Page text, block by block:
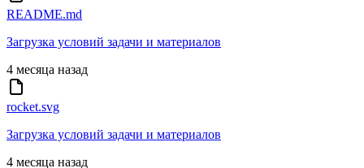
README.md
Загрузка условий задачи и материалов
4 месяца назад
rocket.svg
Загрузка условий задачи и материалов
4 месяца назад